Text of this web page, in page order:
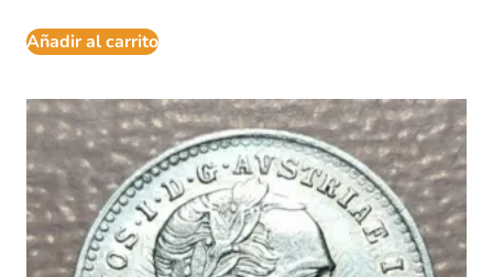
Añadir al carrito